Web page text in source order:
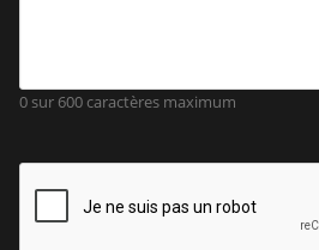
0 sur 600 caractères maximum